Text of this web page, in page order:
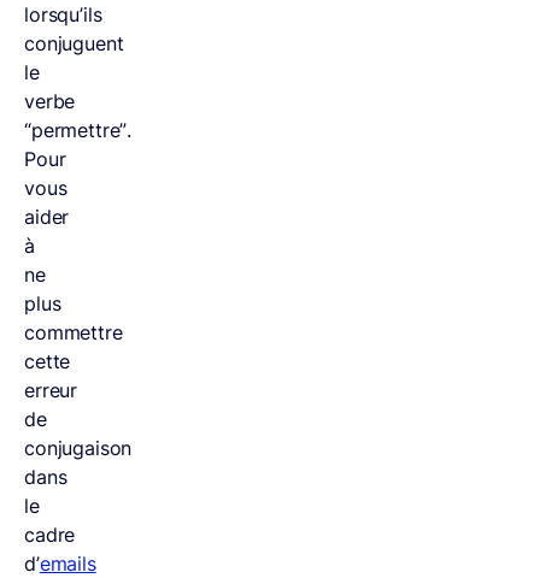
lorsqu’ils
conjuguent
le
verbe
“permettre”.
Pour
vous
aider
à
ne
plus
commettre
cette
erreur
de
conjugaison
dans
le
cadre
d’emails